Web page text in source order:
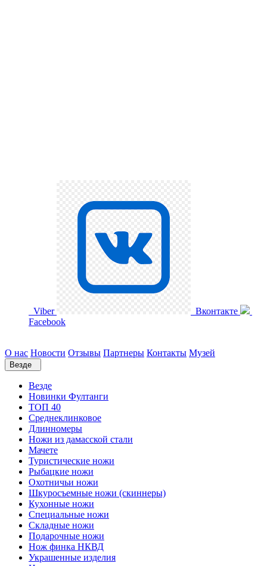
Viber
Вконтакте
Facebook
О нас Новости Отзывы Партнеры Контакты Музей
Везде
Везде
Новинки Фултанги
ТОП 40
Среднеклинковое
Длинномеры
Ножи из дамасской стали
Мачете
Туристические ножи
Рыбацкие ножи
Охотничьи ножи
Шкуросъемные ножи (скиннеры)
Кухонные ножи
Специальные ножи
Складные ножи
Подарочные ножи
Нож финка НКВД
Украшенные изделия